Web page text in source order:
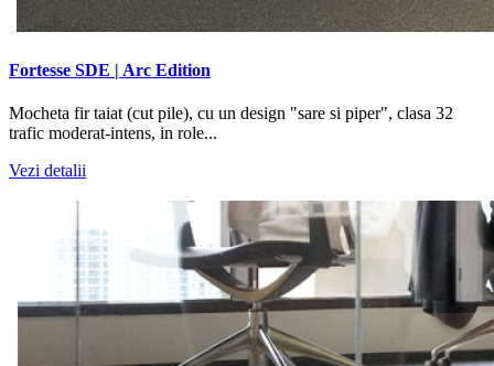
Fortesse SDE | Arc Edition
Mocheta fir taiat (cut pile), cu un design "sare si piper", clasa 32
trafic moderat-intens, in role...
Vezi detalii